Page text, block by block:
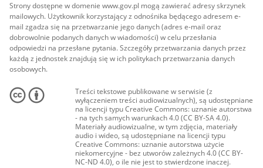
Strony dostępne w domenie www.gov.pl mogą zawierać adresy skrzynek
mailowych. Użytkownik korzystający z odnośnika będącego adresem e-
mail zgadza się na przetwarzanie jego danych (adres e-mail oraz
dobrowolnie podanych danych w wiadomości) w celu przesłania
odpowiedzi na przesłane pytania. Szczegóły przetwarzania danych przez
każdą z jednostek znajdują się w ich politykach przetwarzania danych
osobowych.
Treści tekstowe publikowane w serwisie (z
wyłączeniem treści audiowizualnych), są udostępniane
na licencji typu Creative Commons: uznanie autorstwa
- na tych samych warunkach 4.0 (CC BY-SA 4.0).
Materiały audiowizualne, w tym zdjęcia, materiały
audio i wideo, są udostępniane na licencji typu
Creative Commons: uznanie autorstwa użycie
niekomercyjne - bez utworów zależnych 4.0 (CC BY-
NC-ND 4.0), o ile nie jest to stwierdzone inaczej.